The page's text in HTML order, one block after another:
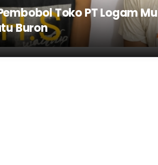
Toko PT Logam
Buron